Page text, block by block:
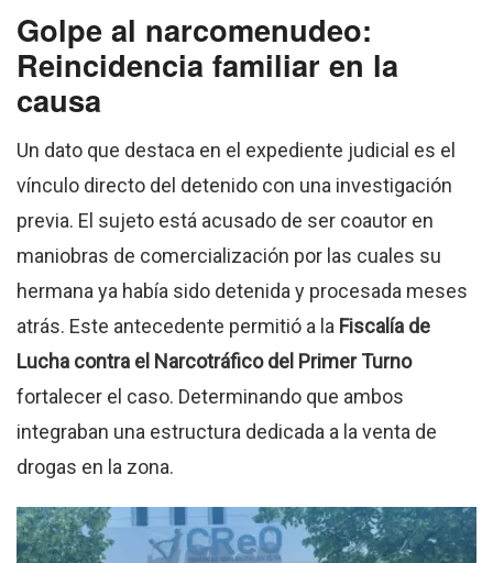
Golpe al narcomenudeo:
Reincidencia familiar en la
causa
Un dato que destaca en el expediente judicial es el
vínculo directo del detenido con una investigación
previa. El sujeto está acusado de ser coautor en
maniobras de comercialización por las cuales su
hermana ya había sido detenida y procesada meses
atrás. Este antecedente permitió a la Fiscalía de
Lucha contra el Narcotráfico del Primer Turno
fortalecer el caso. Determinando que ambos
integraban una estructura dedicada a la venta de
drogas en la zona.